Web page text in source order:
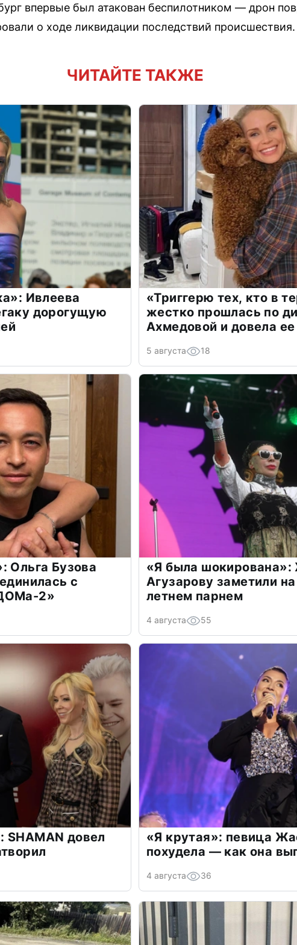
впервые был атакован беспилотником — дрон
о ходе ликвидации последствий происшествия.
ЧИТАЙТЕ ТАКЖЕ
Ивлеева
дорогущую
«Триггерю тех, кто в
жестко прошлась по
Ахмедовой и довела ее
5 августа 18
Ольга Бузова
с
2»
«Я была
Агузарову заметили
летнем парнем
4 августа 55
довел
«Я крутая»: певица
похудела — как она
4 августа 36